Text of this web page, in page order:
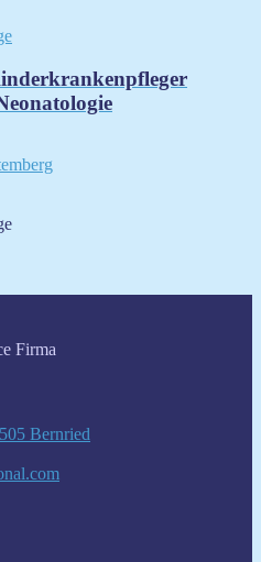
Firma
Bernried